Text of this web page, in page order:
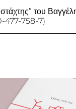
στάχτης” του
477-758-7)